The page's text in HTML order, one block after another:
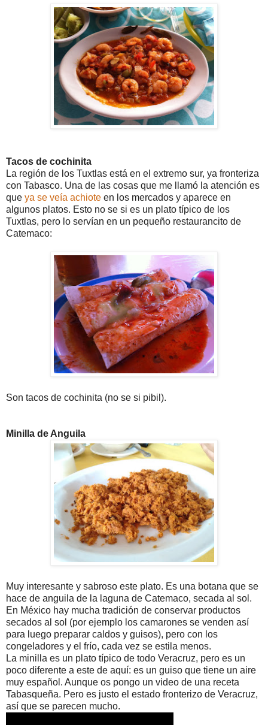
Tacos de cochinita
La región de los Tuxtlas está en el extremo sur, ya fronteriza
con Tabasco. Una de las cosas que me llamó la atención es
que ya se veía achiote en los mercados y aparece en
algunos platos. Esto no se si es un plato típico de los
Tuxtlas, pero lo servían en un pequeño restaurancito de
Catemaco:
Son tacos de cochinita (no se si pibil).
Minilla de Anguila
Muy interesante y sabroso este plato. Es una botana que se
hace de anguila de la laguna de Catemaco, secada al sol.
En México hay mucha tradición de conservar productos
secados al sol (por ejemplo los camarones se venden así
para luego preparar caldos y guisos), pero con los
congeladores y el frío, cada vez se estila menos.
La minilla es un plato típico de todo Veracruz, pero es un
poco diferente a este de aquí: es un guiso que tiene un aire
muy español. Aunque os pongo un video de una receta
Tabasqueña. Pero es justo el estado fronterizo de Veracruz,
así que se parecen mucho.